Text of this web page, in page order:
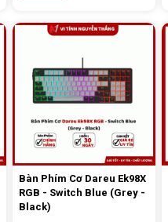
Bàn Phím Cơ Dareu Ek98X
RGB - Switch Blue (Grey -
Black)